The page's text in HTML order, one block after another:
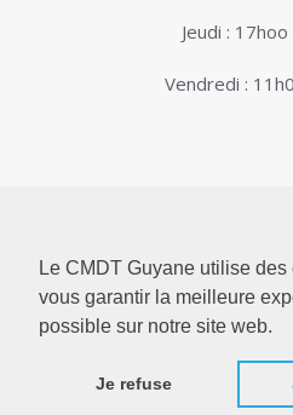
Le CMDT Guyane utilise
vous garantir la meilleure
possible sur notre site web.
Je refuse
Jeudi :
Vendredi :
© 2026. Conservatoire de
Théâtre de Guyane . Tous